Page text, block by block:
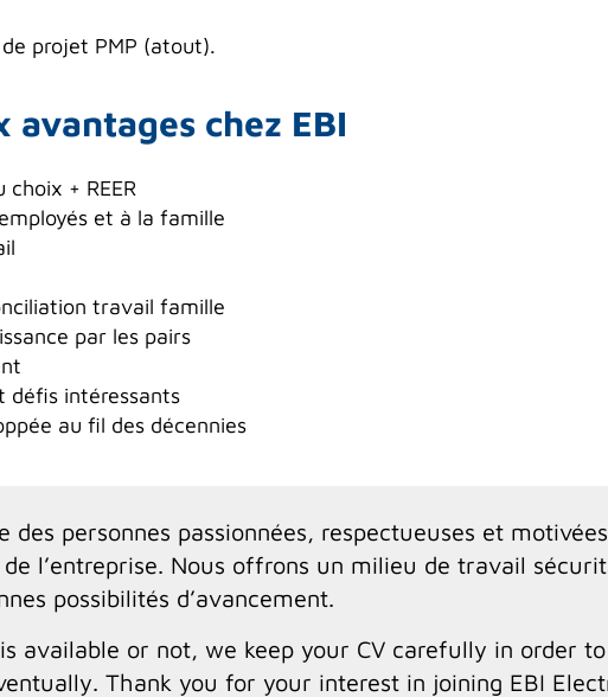
projet PMP (atout).
avantages chez EBI
choix + REER
et à la famille
travail famille
par les pairs
défis intéressants
au fil des décennies
des personnes passionnées, respectueuses et
l’entreprise. Nous offrons un milieu de travail
possibilités d’avancement.
available or not, we keep your CV carefully in order
Thank you for your interest in joining EBI